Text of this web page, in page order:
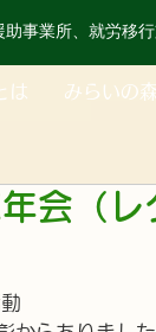
事業所、就労移
は みらいの森
会（レ